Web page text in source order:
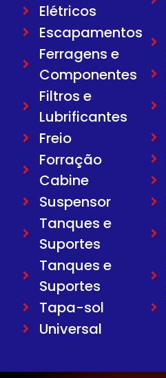
Elétricos
Escapamentos
Ferragens e
Componentes
Filtros e
Lubrificantes
Freio
Forração
Cabine
Suspensor
Tanques e
Suportes
Tanques e
Suportes
Tapa-sol
Universal